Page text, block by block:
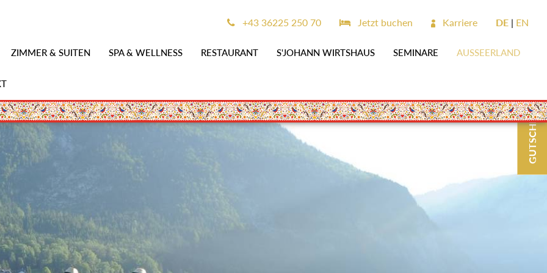
ZIMMER & SUITEN SPA & WELLNESS RESTAURANT S'JOHANN WIRTSHAUS SEMINARE AUSSEERLAND
+43 36225 250 70 Jetzt buchen Karriere DE EN
GUTSCHEINE